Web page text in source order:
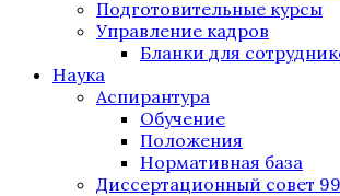
Подготовительные курсы
Управление кадров
Бланки для
Наука
Аспирантура
Обучение
Положения
Нормативная база
Диссертационный совет